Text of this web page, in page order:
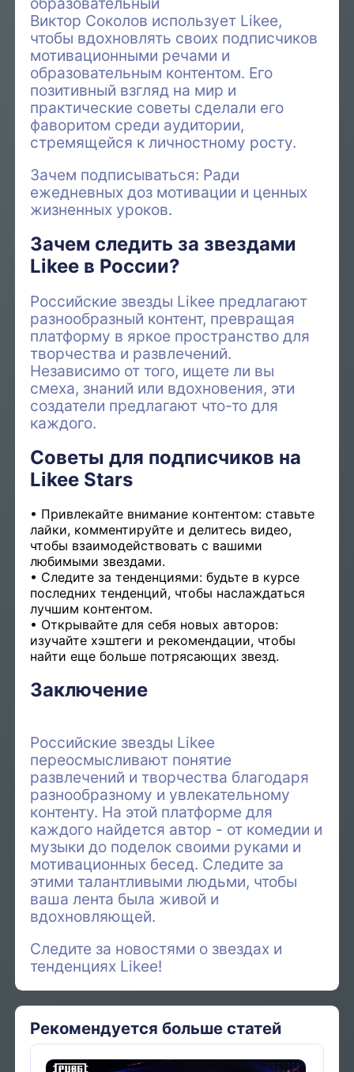
Виктор Соколов использует Likee,
чтобы вдохновлять своих подписчиков
мотивационными речами и
образовательным контентом. Его
позитивный взгляд на мир и
практические советы сделали его
фаворитом среди аудитории,
стремящейся к личностному росту.
Зачем подписываться: Ради
ежедневных доз мотивации и ценных
жизненных уроков.
Зачем следить за звездами
Likee в России?
Российские звезды Likee предлагают
разнообразный контент, превращая
платформу в яркое пространство для
творчества и развлечений.
Независимо от того, ищете ли вы
смеха, знаний или вдохновения, эти
создатели предлагают что-то для
каждого.
Советы для подписчиков на
Likee Stars
Привлекайте внимание контентом: ставьте
лайки, комментируйте и делитесь видео,
чтобы взаимодействовать с вашими
любимыми звездами.
Следите за тенденциями: будьте в курсе
последних тенденций, чтобы наслаждаться
лучшим контентом.
Открывайте для себя новых авторов:
изучайте хэштеги и рекомендации, чтобы
найти еще больше потрясающих звезд.
Заключение
Российские звезды Likee
переосмысливают понятие
развлечений и творчества благодаря
разнообразному и увлекательному
контенту. На этой платформе для
каждого найдется автор - от комедии и
музыки до поделок своими руками и
мотивационных бесед. Следите за
этими талантливыми людьми, чтобы
ваша лента была живой и
вдохновляющей.
Следите за новостями о звездах и
тенденциях Likee!
Рекомендуется больше статей